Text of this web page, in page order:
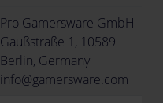
Pro Gamersware GmbH
Gaußstraße 1, 10589
Berlin, Germany
info@gamersware.com